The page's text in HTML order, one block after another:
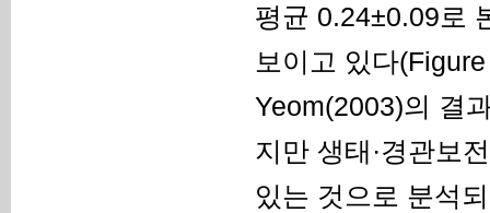
평균 0.24±0.09로
보이고 있다
Yeom(2003)의 결
지만 생태·경관보
있는 것으로 분석